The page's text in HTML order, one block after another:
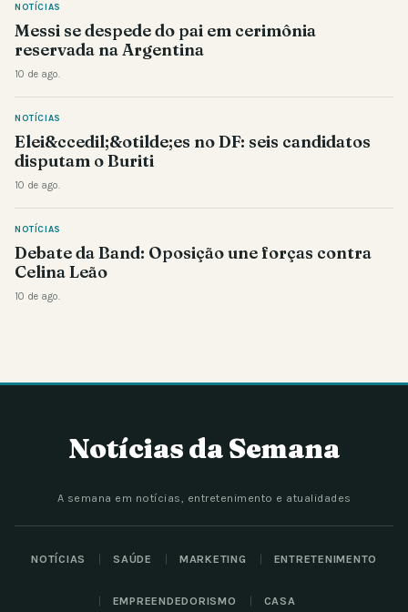
NOTÍCIAS
Messi se despede do pai em cerimônia
reservada na Argentina
10 de ago.
NOTÍCIAS
Elei&ccedil;&otilde;es no DF: seis candidatos
disputam o Buriti
10 de ago.
NOTÍCIAS
Debate da Band: Oposição une forças contra
Celina Leão
10 de ago.
Notícias da Semana
A semana em notícias, entretenimento e atualidades
NOTÍCIAS SAÚDE MARKETING ENTRETENIMENTO
EMPREENDEDORISMO CASA